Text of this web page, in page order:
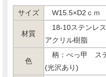
サイズ W15.5×D2ｃｍ
材質
18-10ステンレス
アクリル樹脂
色
柄：べっ甲 ス
(光沢あり)